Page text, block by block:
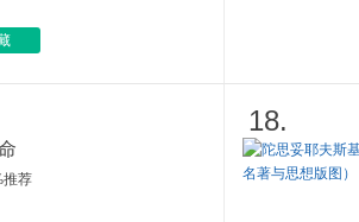
推荐
18.